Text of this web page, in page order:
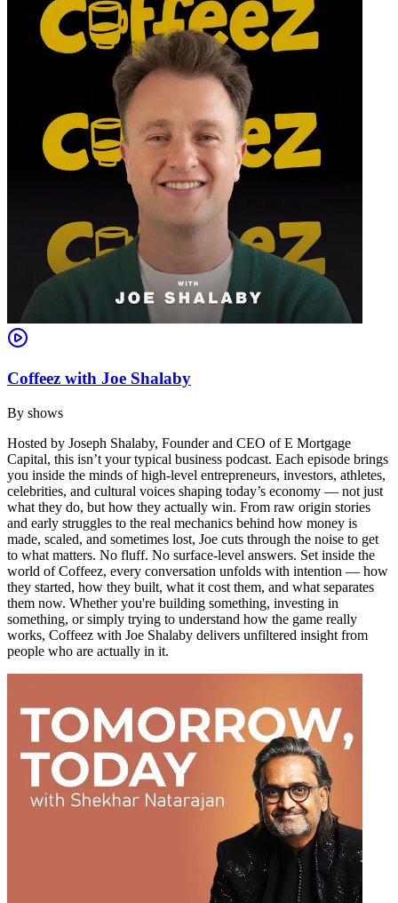
Coffeez with Joe Shalaby
By shows
Hosted by Joseph Shalaby, Founder and CEO of E Mortgage
Capital, this isn’t your typical business podcast. Each episode brings
you inside the minds of high-level entrepreneurs, investors, athletes,
celebrities, and cultural voices shaping today’s economy — not just
what they do, but how they actually win. From raw origin stories
and early struggles to the real mechanics behind how money is
made, scaled, and sometimes lost, Joe cuts through the noise to get
to what matters. No fluff. No surface-level answers. Set inside the
world of Coffeez, every conversation unfolds with intention — how
they started, how they built, what it cost them, and what separates
them now. Whether you're building something, investing in
something, or simply trying to understand how the game really
works, Coffeez with Joe Shalaby delivers unfiltered insight from
people who are actually in it.